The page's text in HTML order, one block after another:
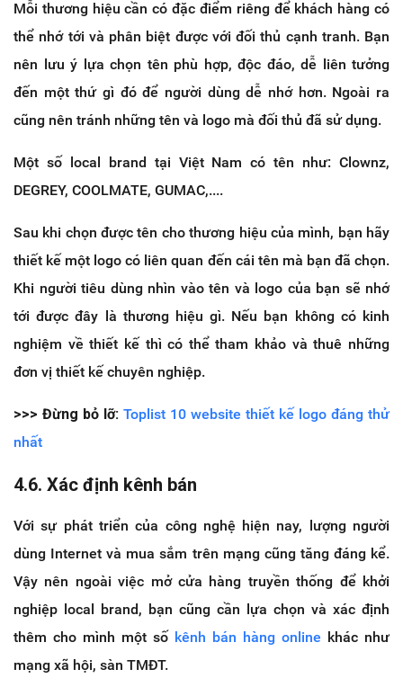
Mỗi thương hiệu cần có đặc điểm riêng để khách hàng có
thể nhớ tới và phân biệt được với đối thủ cạnh tranh. Bạn
nên lưu ý lựa chọn tên phù hợp, độc đáo, dễ liên tưởng
đến một thứ gì đó để người dùng dễ nhớ hơn. Ngoài ra
cũng nên tránh những tên và logo mà đối thủ đã sử dụng.
Một số local brand tại Việt Nam có tên như: Clownz,
DEGREY, COOLMATE, GUMAC,....
Sau khi chọn được tên cho thương hiệu của mình, bạn hãy
thiết kế một logo có liên quan đến cái tên mà bạn đã chọn.
Khi người tiêu dùng nhìn vào tên và logo của bạn sẽ nhớ
tới được đây là thương hiệu gì. Nếu bạn không có kinh
nghiệm về thiết kế thì có thể tham khảo và thuê những
đơn vị thiết kế chuyên nghiệp.
>>> Đừng bỏ lỡ: Toplist 10 website thiết kế logo đáng thử
nhất
4.6. Xác định kênh bán
Với sự phát triển của công nghệ hiện nay, lượng người
dùng Internet và mua sắm trên mạng cũng tăng đáng kể.
Vậy nên ngoài việc mở cửa hàng truyền thống để khởi
nghiệp local brand, bạn cũng cần lựa chọn và xác định
thêm cho mình một số kênh bán hàng online khác như
mạng xã hội, sàn TMĐT.